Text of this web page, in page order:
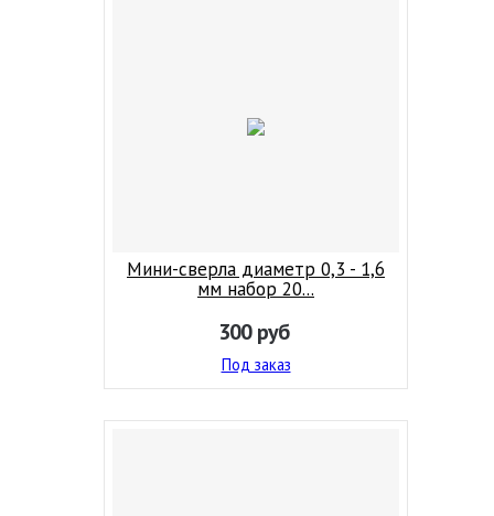
Мини-сверла диаметр 0,3 - 1,6
мм набор 20...
300 руб
Под заказ